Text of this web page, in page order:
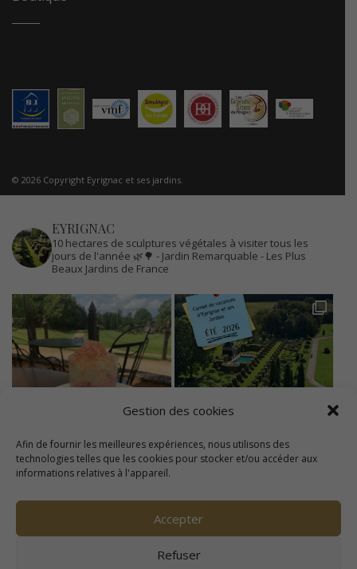
Gestion des cookies
Afin de fournir les meilleures expériences, nous utilisons des
technologies telles que les cookies pour stocker et/ou accéder aux
informations relatives à l'appareil.
Accepter
Refuser
© 2026 Copyright Eyrignac et ses jardins.
EYRIGNAC
10 hectares de sculptures végétales à visiter tous les
jours de l'année 🌿🌳 - Jardin Remarquable - Les Plus
Beaux Jardins de France